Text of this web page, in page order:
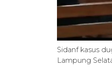
Sidanf kasus
Lampung